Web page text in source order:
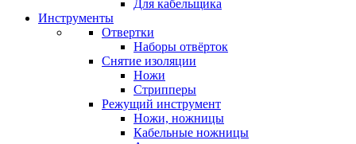
Для кабельщика
Инструменты
Отвертки
Наборы отвёрток
Снятие изоляции
Ножи
Стрипперы
Режущий инструмент
Ножи, ножницы
Кабельные ножницы